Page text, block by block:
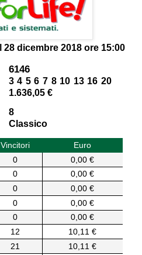
28 dicembre 2018 ore 15:00
6146
3 4 5 6 7 8 10 13 16 20
1.636,05 €
8
Classico
Vincitori
Euro
0
0,00 €
0
0,00 €
0
0,00 €
0
0,00 €
0
0,00 €
12
10,11 €
21
10,11 €